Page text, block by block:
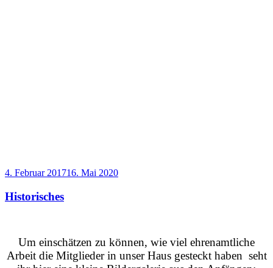
Veröffentlicht
4. Februar 201716. Mai 2020
Historisches
Um einschätzen zu können, wie viel ehrenamtliche
Arbeit die Mitglieder in unser Haus gesteckt haben seht